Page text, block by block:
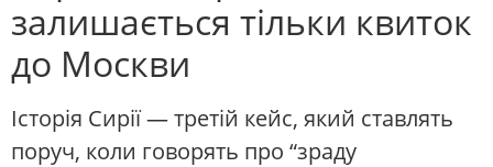
залишається тільки квиток
до Москви
Історія Сирії — третій кейс, який ставлять
поруч, коли говорять про “зраду